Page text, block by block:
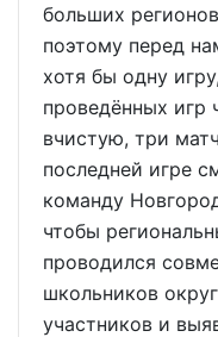
больших
поэтому перед
хотя бы одну
проведённых игр
вчистую, три
последней игре
команду
чтобы
проводился
школьников
участников и